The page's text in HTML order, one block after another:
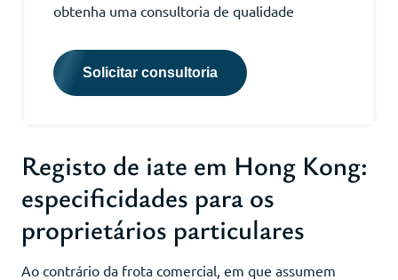
obtenha uma consultoria de qualidade
Solicitar consultoria
Registo de iate em Hong Kong:
especificidades para os
proprietários particulares
Ao contrário da frota comercial, em que assumem